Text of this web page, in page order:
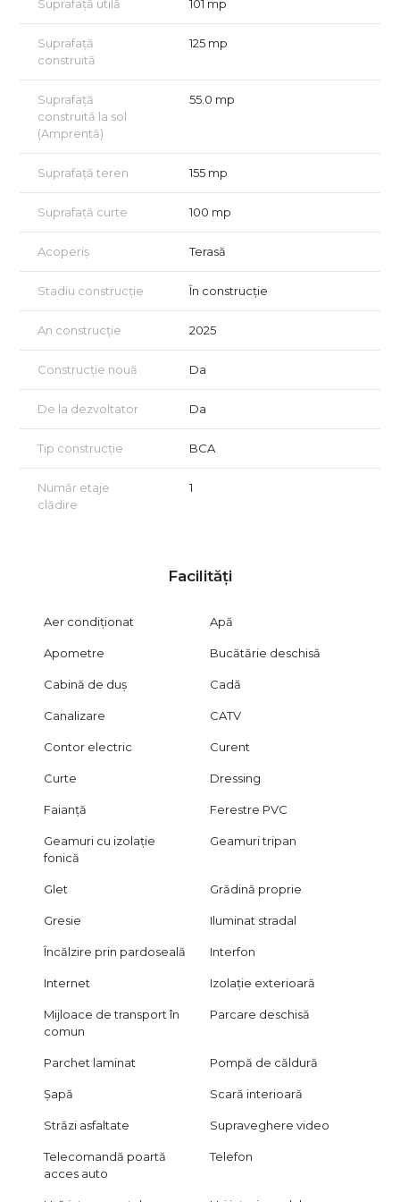
Suprafață utilă 101 mp
Suprafață
construită
125 mp
Suprafață
construită la sol
(Amprentă)
55.0 mp
Suprafață teren 155 mp
Suprafață curte 100 mp
Acoperiș Terasă
Stadiu construcție În construcție
An construcție 2025
Construcție nouă Da
De la dezvoltator Da
Tip construcție BCA
Număr etaje
clădire
1
Facilități
Aer condiționat Apă
Apometre Bucătărie deschisă
Cabină de duș Cadă
Canalizare CATV
Contor electric Curent
Curte Dressing
Faianță Ferestre PVC
Geamuri cu izolație
fonică
Geamuri tripan
Glet Grădină proprie
Gresie Iluminat stradal
Încălzire prin pardoseală Interfon
Internet Izolație exterioară
Mijloace de transport în
comun
Parcare deschisă
Parchet laminat Pompă de căldură
Șapă Scară interioară
Străzi asfaltate Supraveghere video
Telecomandă poartă
acces auto
Telefon